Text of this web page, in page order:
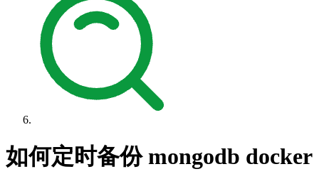
如何定时备份 mongodb docker